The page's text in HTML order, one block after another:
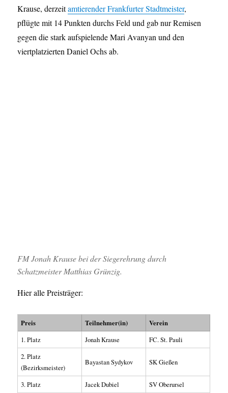
Krause, derzeitamtierender Frankfurter Stadtmeister,
pflügte mit 14 Punkten durchs Feld und gab nur Remisen
gegen die stark aufspielende Mari Avanyan und den
viertplatzierten Daniel Ochs ab.
FM Jonah Krause bei der Siegerehrung durch
Schatzmeister Matthias Grünzig.
Hier alle Preisträger:
Preis Teilnehmer(in)
Verein
1. Platz
Jonah Krause
FC. St. Pauli
2. Platz
(Bezirksmeister)
Bayastan Sydykov SK Gießen
3. Platz Jacek Dubiel
SV Oberursel